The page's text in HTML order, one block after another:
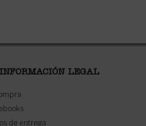
LEGAL
de entrega